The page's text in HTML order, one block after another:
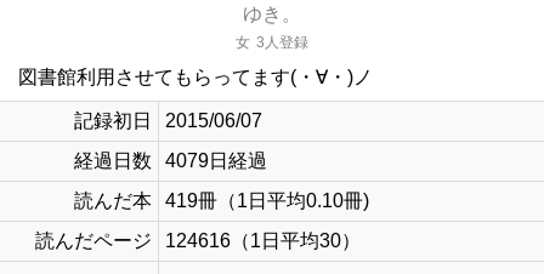
ゆき。
女 3人登録
図書館利用させてもらってます(・∀・)ノ
記録初日
2015/06/07
経過日数
4079日経過
読んだ本
419冊（1日平均0.10冊)
読んだページ
124616（1日平均30）